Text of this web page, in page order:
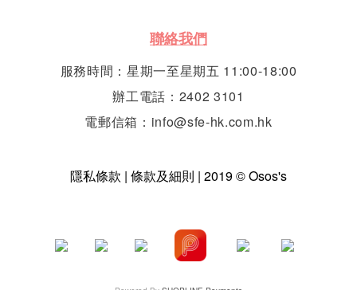
聯絡我們
服務時間：星期一至星期五 11:00-18:00
辦工電話：2402 3101
電郵信箱：info@sfe-hk.com.hk
隱私條款 | 條款及細則 | 2019 © Osos's